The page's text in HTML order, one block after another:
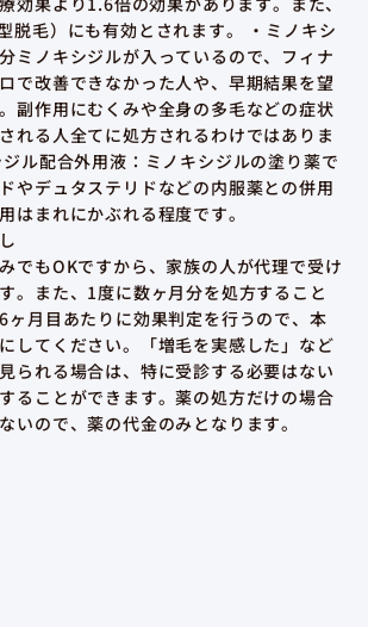
脱毛）にも有効とされます。 ・ミノキシ
ミノキシジルが入っているので、フィナ
で改善できなかった人や、早期結果を望
副作用にむくみや全身の多毛などの症状
れる人全てに処方されるわけではありま
ル配合外用液：ミノキシジルの塗り薬で
やデュタステリドなどの内服薬との併用
はまれにかぶれる程度です。
でもOKですから、家族の人が代理で受け
。また、1度に数ヶ月分を処方すること
ヶ月目あたりに効果判定を行うので、本
してください。「増毛を実感した」など
られる場合は、特に受診する必要はない
ることができます。薬の処方だけの場合
いので、薬の代金のみとなります。